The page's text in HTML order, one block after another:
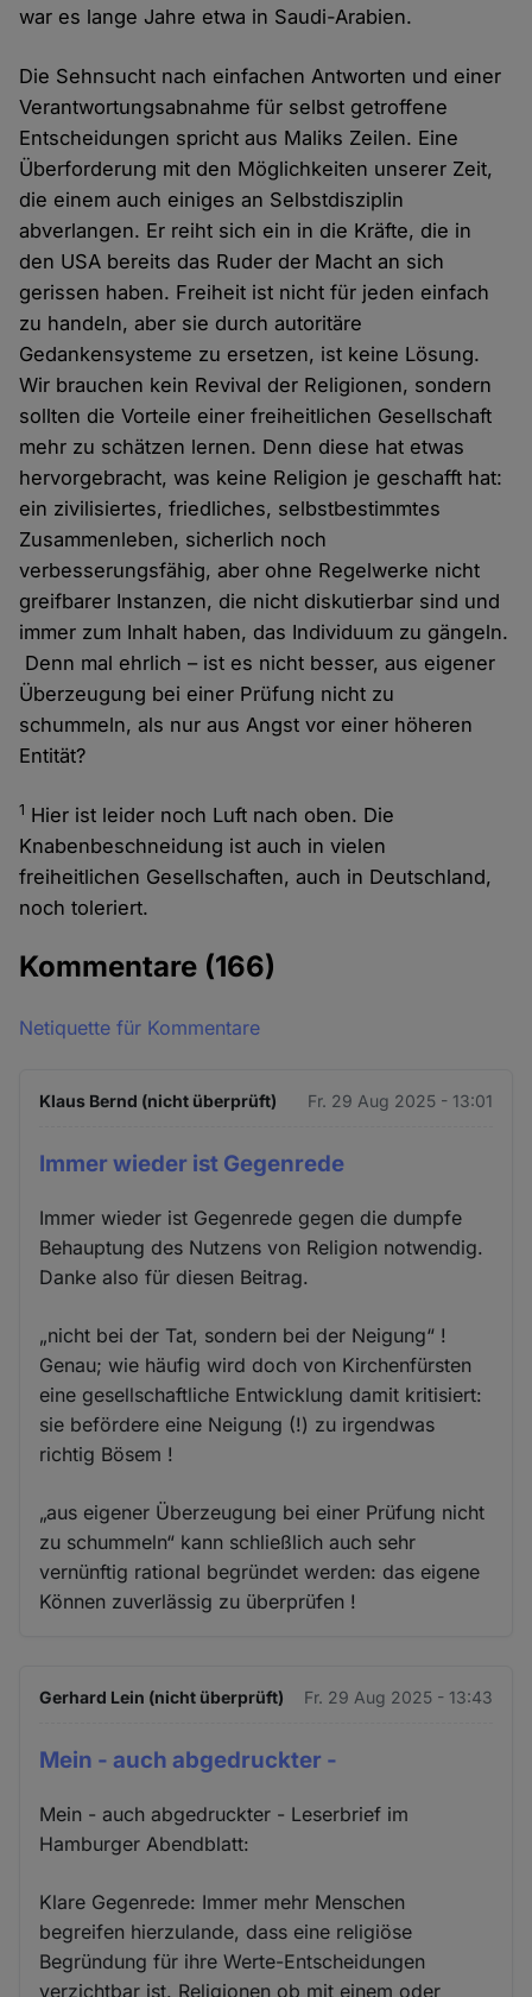
war es lange Jahre etwa in Saudi-Arabien.
Die Sehnsucht nach einfachen Antworten und einer
Verantwortungsabnahme für selbst getroffene
Entscheidungen spricht aus Maliks Zeilen. Eine
Überforderung mit den Möglichkeiten unserer Zeit,
die einem auch einiges an Selbstdisziplin
abverlangen. Er reiht sich ein in die Kräfte, die in
den USA bereits das Ruder der Macht an sich
gerissen haben. Freiheit ist nicht für jeden einfach
zu handeln, aber sie durch autoritäre
Gedankensysteme zu ersetzen, ist keine Lösung.
Wir brauchen kein Revival der Religionen, sondern
sollten die Vorteile einer freiheitlichen Gesellschaft
mehr zu schätzen lernen. Denn diese hat etwas
hervorgebracht, was keine Religion je geschafft hat:
ein zivilisiertes, friedliches, selbstbestimmtes
Zusammenleben, sicherlich noch
verbesserungsfähig, aber ohne Regelwerke nicht
greifbarer Instanzen, die nicht diskutierbar sind und
immer zum Inhalt haben, das Individuum zu gängeln.
Denn mal ehrlich – ist es nicht besser, aus eigener
Überzeugung bei einer Prüfung nicht zu
schummeln, als nur aus Angst vor einer höheren
Entität?
1 Hier ist leider noch Luft nach oben. Die
Knabenbeschneidung ist auch in vielen
freiheitlichen Gesellschaften, auch in Deutschland,
noch toleriert.
Kommentare (166)
Netiquette für Kommentare
Klaus Bernd (nicht überprüft) Fr. 29 Aug 2025 - 13:01
Immer wieder ist Gegenrede
Immer wieder ist Gegenrede gegen die dumpfe
Behauptung des Nutzens von Religion notwendig.
Danke also für diesen Beitrag.
„nicht bei der Tat, sondern bei der Neigung“ !
Genau; wie häufig wird doch von Kirchenfürsten
eine gesellschaftliche Entwicklung damit kritisiert:
sie befördere eine Neigung (!) zu irgendwas
richtig Bösem !
„aus eigener Überzeugung bei einer Prüfung nicht
zu schummeln“ kann schließlich auch sehr
vernünftig rational begründet werden: das eigene
Können zuverlässig zu überprüfen !
Gerhard Lein (nicht überprüft) Fr. 29 Aug 2025 - 13:43
Mein - auch abgedruckter -
Mein - auch abgedruckter - Leserbrief im
Hamburger Abendblatt:
Klare Gegenrede: Immer mehr Menschen
begreifen hierzulande, dass eine religiöse
Begründung für ihre Werte-Entscheidungen
verzichtbar ist. Religionen ob mit einem oder